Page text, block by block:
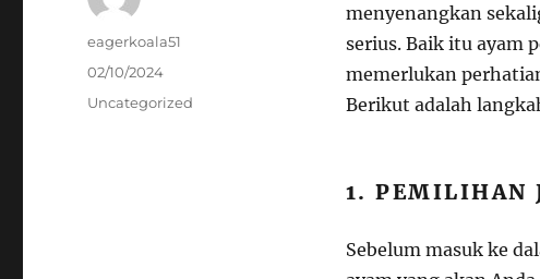
menyenangkan
serius. Baik itu ayam
memerlukan
Berikut adalah
1. PEMILIHAN
Sebelum masuk ke
Author
eagerkoala51
Posted
02/10/2024
Categories
Uncategorized